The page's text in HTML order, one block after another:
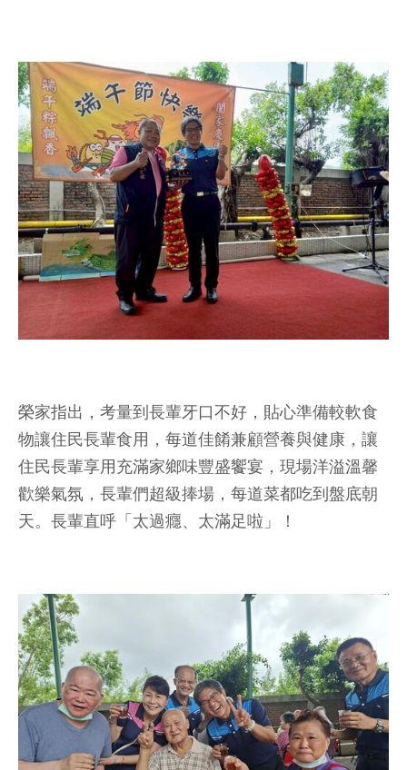
榮家指出，考量到長輩牙口不好，貼心準備較軟食
物讓住民長輩食用，每道佳餚兼顧營養與健康，讓
住民長輩享用充滿家鄉味豐盛饗宴，現場洋溢溫馨
歡樂氣氛，長輩們超級捧場，每道菜都吃到盤底朝
天。長輩直呼「太過癮、太滿足啦」！